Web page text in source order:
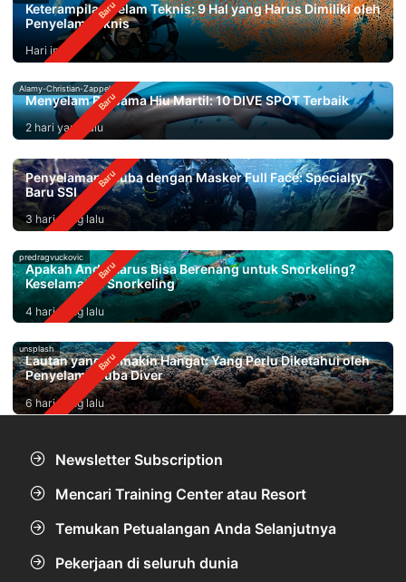
Keterampilan Selam Teknis: 9 Hal yang Harus Dimiliki oleh
Penyelam Teknis
Hari ini
Alamy-Christian-Zappel
Menyelam Bersama Hiu Martil: 10 DIVE SPOT Terbaik
2 hari yang lalu
Penyelaman Scuba dengan Masker Full Face: Specialty
Baru SSI
3 hari yang lalu
predragvuckovic
Apakah Anda Harus Bisa Berenang untuk Snorkeling?
Keselamatan Snorkeling
4 hari yang lalu
unsplash
Lautan yang Semakin Hangat: Yang Perlu Diketahui oleh
Penyelam Scuba Diver
6 hari yang lalu
Newsletter Subscription
Mencari Training Center atau Resort
Temukan Petualangan Anda Selanjutnya
Pekerjaan di seluruh dunia